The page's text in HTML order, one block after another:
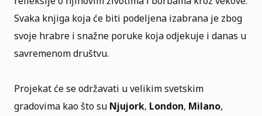
Svaka knjiga koja će biti podeljena izabrana je zbog
svoje hrabre i snažne poruke koja odjekuje i danas u
savremenom društvu.
Projekat će se održavati u velikim svetskim
gradovima kao što su Njujork, London, Milano,